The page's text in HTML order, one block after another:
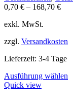
0,70 € – 168,70 €
exkl. MwSt.
zzgl. Versandkosten
Lieferzeit: 3-4 Tage
Ausführung wählen
Quick view